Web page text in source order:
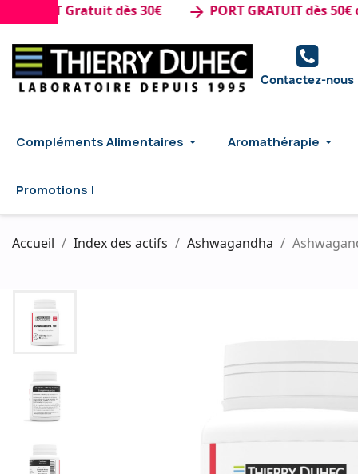
Gratuit dès 30€ arrow_forward PORT GRATUIT dès 50€
Contactez-nous
Compléments Alimentaires Aromathérapie
Promotions !
Accueil Index des actifs Ashwagandha